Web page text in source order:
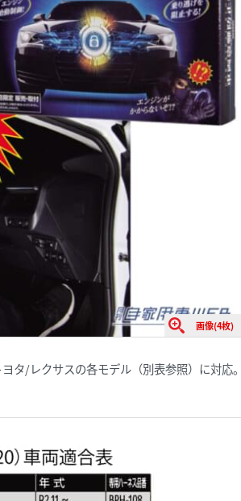
画像(4枚)
タ/レクサスの各モデル（別表参照）に対応。